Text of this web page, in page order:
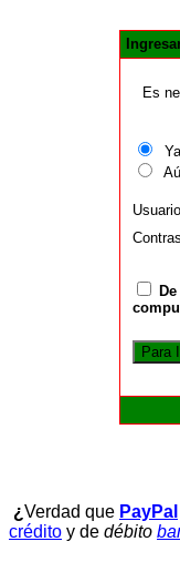
Es
Usuario
¿Verdad que PayPal
crédito y de débito